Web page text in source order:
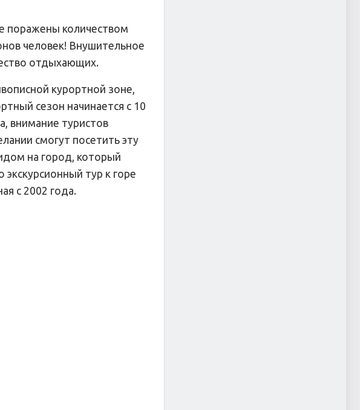
поражены количеством
человек! Внушительное
отдыхающих.
курортной зоне,
сезон начинается с 10
внимание туристов
смогут посетить эту
на город, который
тур к горе
с 2002 года.